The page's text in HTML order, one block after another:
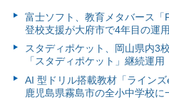
富⼠ソフト、教育メタバース
登校支援が大府市で4年目の運
スタディポケット、岡山県内3
「スタディポケット」継続運用
AI 型ドリル搭載教材「ラインズ
鹿児島県霧島市の全小中学校に